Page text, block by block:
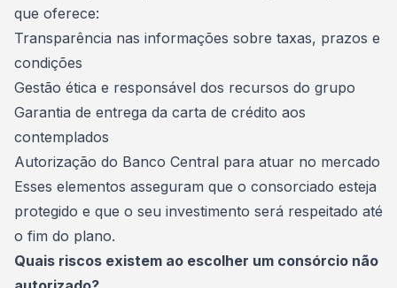
que oferece:
Transparência nas informações sobre taxas, prazos e
condições
Gestão ética e responsável dos recursos do grupo
Garantia de entrega da carta de crédito aos
contemplados
Autorização do Banco Central para atuar no mercado
Esses elementos asseguram que o consorciado esteja
protegido e que o seu investimento será respeitado até
o fim do plano.
Quais riscos existem ao escolher um consórcio não